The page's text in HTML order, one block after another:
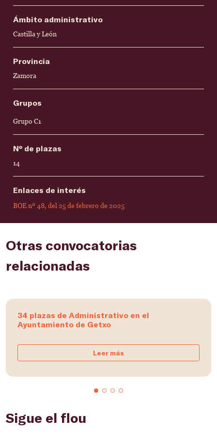
Ámbito administrativo
Castilla y León
Provincia
Zamora
Grupos
Grupo C1
Nº de plazas
14
Enlaces de interés
BOE nº 48, del 25 de febrero de 2025
Otras convocatorias
relacionadas
34 plazas de Administrativo en el
Ayuntamiento de Getxo
Leer más
Sigue el flou